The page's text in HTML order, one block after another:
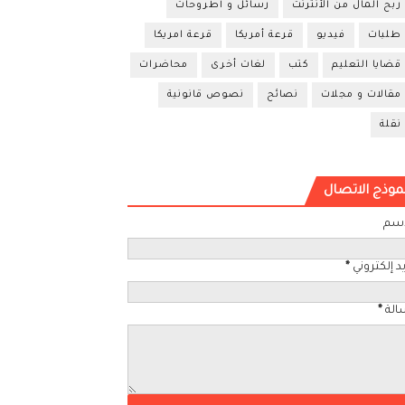
ربح المال من الأنترنت رسائل و أطروحات
طلبات فيديو قرعة أمريكا قرعة امريكا
قضايا التعليم كتب لغات أخرى محاضرات
مقالات و مجلات نصائح نصوص قانونية
نقلة
الاتصال
إلكتروني *
*